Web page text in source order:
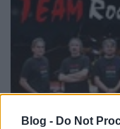
Blog - Do Not